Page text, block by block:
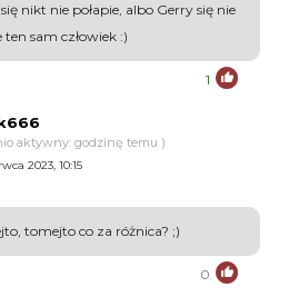
nikt nie połapie, albo Gerry się nie
ten sam człowiek :)
1
aktywny: godzinę temu )
2023, 10:15
tomejto co za różnica? ;)
0